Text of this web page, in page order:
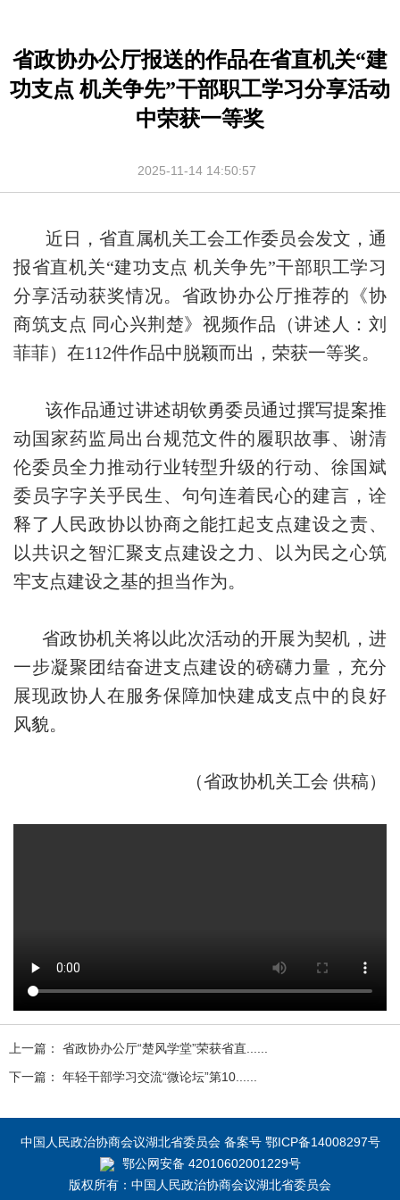
省政协办公厅报送的作品在省直机关“建
功支点 机关争先”干部职工学习分享活动
中荣获一等奖
2025-11-14 14:50:57
近日，省直属机关工会工作委员会发文，通
报省直机关“建功支点 机关争先”干部职工学习
分享活动获奖情况。省政协办公厅推荐的《协
商筑支点 同心兴荆楚》视频作品（讲述人：刘
菲菲）在112件作品中脱颖而出，荣获一等奖。
该作品通过讲述胡钦勇委员通过撰写提案推
动国家药监局出台规范文件的履职故事、谢清
伦委员全力推动行业转型升级的行动、徐国斌
委员字字关乎民生、句句连着民心的建言，诠
释了人民政协以协商之能扛起支点建设之责、
以共识之智汇聚支点建设之力、以为民之心筑
牢支点建设之基的担当作为。
省政协机关将以此次活动的开展为契机，进
一步凝聚团结奋进支点建设的磅礴力量，充分
展现政协人在服务保障加快建成支点中的良好
风貌。
（省政协机关工会 供稿）
上一篇： 省政协办公厅“楚风学堂”荣获省直......
下一篇： 年轻干部学习交流“微论坛”第10......
中国人民政治协商会议湖北省委员会 备案号 鄂ICP备14008297号
鄂公网安备 42010602001229号
版权所有：中国人民政治协商会议湖北省委员会